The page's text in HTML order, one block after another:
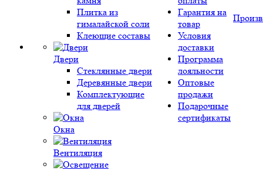
Плитка из
гималайской соли
Клеющие составы
Двери
Стеклянные двери
Деревянные двери
Комплектующие
для дверей
Окна
Вентиляция
Гарантия на
товар
Условия
доставки
Программа
лояльности
Оптовые
продажи
Подарочные
сертификаты